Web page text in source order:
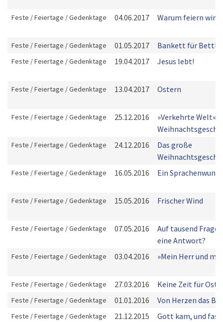
Feste / Feiertage / Gedenktage 04.06.2017 Warum feiern wir
Feste / Feiertage / Gedenktage 01.05.2017 Bankett für
Feste / Feiertage / Gedenktage 19.04.2017 Jesus lebt!
Feste / Feiertage / Gedenktage 13.04.2017 Ostern
Feste / Feiertage / Gedenktage 25.12.2016
»Verkehrte Welt«
Feste / Feiertage / Gedenktage 24.12.2016
Das große
Feste / Feiertage / Gedenktage 16.05.2016 Ein
Feste / Feiertage / Gedenktage 15.05.2016 Frischer Wind
Feste / Feiertage / Gedenktage 07.05.2016
Auf tausend
eine Antwort?
Feste / Feiertage / Gedenktage 03.04.2016 »Mein Herr und
Feste / Feiertage / Gedenktage 27.03.2016 Keine Zeit für
Feste / Feiertage / Gedenktage 01.01.2016 Von Herzen das
Feste / Feiertage / Gedenktage 21.12.2015
Gott kam, und